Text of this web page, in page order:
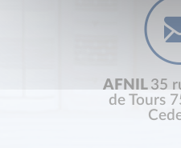
AFNIL 35
de Tours